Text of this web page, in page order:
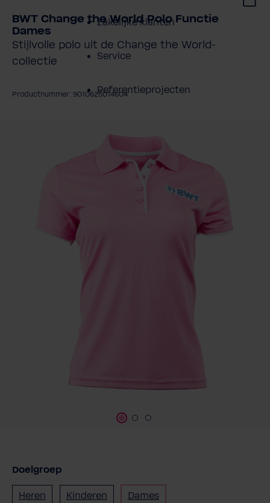
Zakelijke klanten
Service
Referentieprojecten
Contactpersonen
Vind een installateur
BWT Change the World Polo Functie
Dames
Stijlvolle polo uit de Change the World-
collectie
Productnummer: 9010625014604
Doelgroep
Heren Kinderen Dames